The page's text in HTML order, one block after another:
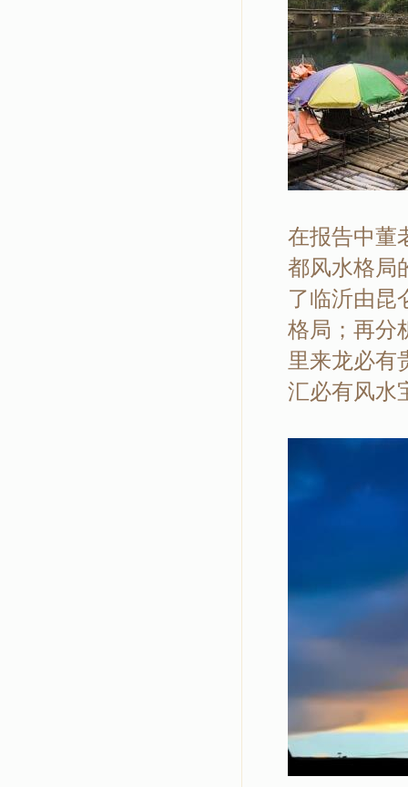
在报告中董
都风水格局
了临沂由昆
格局；再分
里来龙必有
汇必有风水